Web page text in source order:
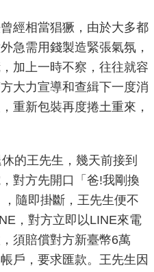
經相當猖獗，由於大多都
急需用錢製造緊張氣氛，
加上一時不察，往往就容
大力宣導和查緝下一度消
重新包裝再度捲土重來，
的王先生，幾天前接到
對方先開口「爸!我剛換
隨即掛斷，王先生便不
，對方立即以LINE來電
須賠償對方新臺幣6萬
戶，要求匯款。王先生因